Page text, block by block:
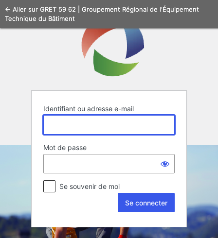
Se
connecter
Identifiant ou adresse e-mail
Mot de passe
Se souvenir de moi
← Aller sur GRET 59 62 | Groupement Régional de l'Équipement
Technique du Bâtiment